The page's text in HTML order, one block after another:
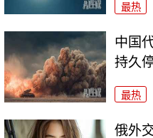
最热
中国
持久
最热
俄外